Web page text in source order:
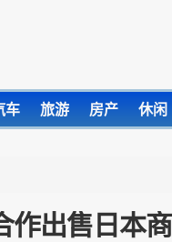
车 旅游 房产 休闲
作出售日本